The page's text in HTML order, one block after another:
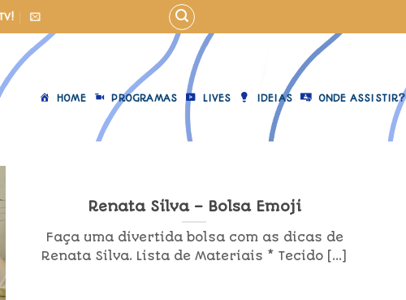
HOME PROGRAMAS LIVES IDEIAS ONDE ASSISTIR?
Renata Silva – Bolsa Emoji
Faça uma divertida bolsa com as dicas de
Renata Silva. Lista de Materiais * Tecido [...]